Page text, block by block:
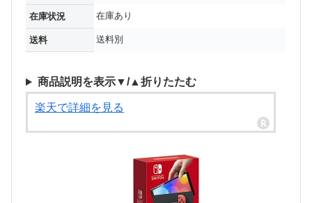
在庫状況 在庫あり
送料 送料別
商品説明を表示▼/▲折りたたむ
楽天で詳細を見る